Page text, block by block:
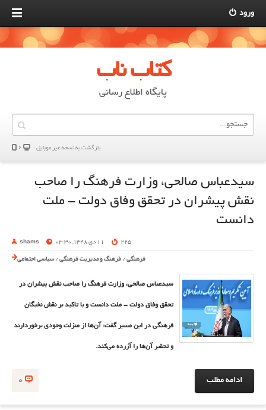
ورود
کتاب ناب
پایگاه اطلاع رسانی
بازگشت به نسخه غير موبایل
سیدعباس صالحی، وزارت فرهنگ را صاحب
نقش پیشران در تحقق وفاق دولت - ملت
دانست
shams 11 دی 1348, 03:30 225
فرهنگی / فرهنگ و مدیریت فرهنگی / سیاسی اجتماعی
سیدعباس صالحی، وزارت فرهنگ را صاحب نقش پیشران در
تحقق وفاق دولت - ملت دانست و با تاکید بر نقش نخبگان
فرهنگی در این مسیر گفت: آن‌ها از منزلت وجودی برخوردارند
و تحقیر آن‌ها را آزرده می‌کند.
0 ادامه مطلب